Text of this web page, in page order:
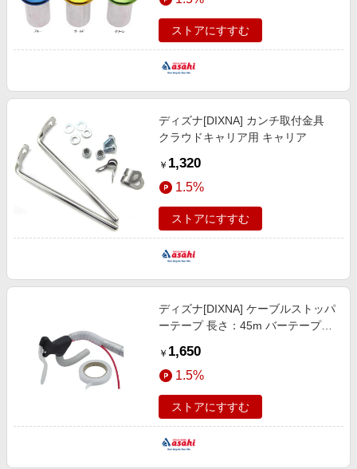
スポーツ・アウトドア・ゴルフ
旅行・レジャー・ホテル予約
生活・お役立ち
金融・マネー・保険
デジタルコンテンツ
ビジネス・その他サービス
旅行特集
わくわく夏特集
Qoo10メガポ
Samsung ボーナスキャンペーン
週末の高還元 夏の長期版
ストアにすすむ
ディズナ[DIXNA] カンチ取付金具
クラウドキャリア用 キャリア
￥ 1,320
1.5%
ストアにすすむ
ディズナ[DIXNA] ケーブルストッパ
ーテープ 長さ：45m バーテープ／
￥ 1,650
1.5%
ストアにすすむ